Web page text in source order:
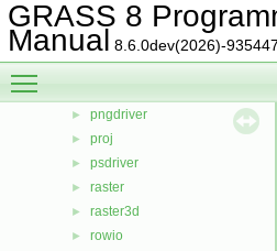
GRASS 8
Manual 8.6.0dev(2026)-
► linkm
► manage
► nviz
► pngdriver
► proj
► psdriver
► raster
► raster3d
► rowio